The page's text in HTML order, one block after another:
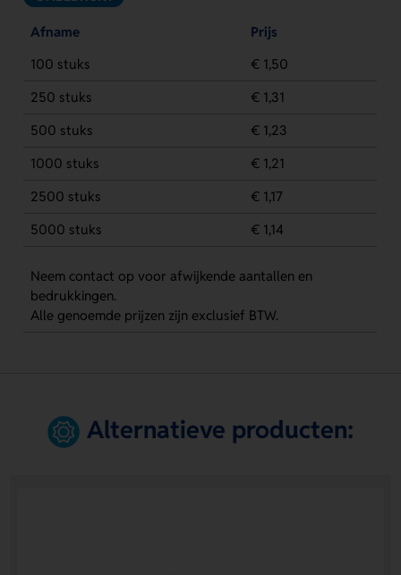
Afname
Prijs
100 stuks
€ 1,50
250 stuks
€ 1,31
500 stuks
€ 1,23
1000 stuks
€ 1,21
2500 stuks
€ 1,17
5000 stuks
€ 1,14
Neem contact op voor afwijkende aantallen en
bedrukkingen.
Alle genoemde prijzen zijn exclusief BTW.
Alternatieve producten: